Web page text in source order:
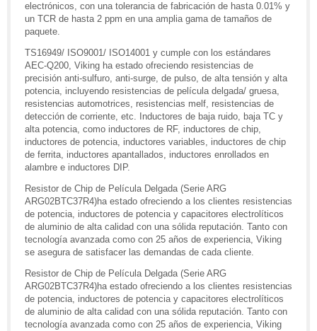
electrónicos, con una tolerancia de fabricación de hasta 0.01% y
un TCR de hasta 2 ppm en una amplia gama de tamaños de
paquete.
TS16949/ ISO9001/ ISO14001 y cumple con los estándares
AEC-Q200, Viking ha estado ofreciendo resistencias de
precisión anti-sulfuro, anti-surge, de pulso, de alta tensión y alta
potencia, incluyendo resistencias de película delgada/ gruesa,
resistencias automotrices, resistencias melf, resistencias de
detección de corriente, etc. Inductores de baja ruido, baja TC y
alta potencia, como inductores de RF, inductores de chip,
inductores de potencia, inductores variables, inductores de chip
de ferrita, inductores apantallados, inductores enrollados en
alambre e inductores DIP.
Resistor de Chip de Película Delgada (Serie ARG
ARG02BTC37R4)ha estado ofreciendo a los clientes resistencias
de potencia, inductores de potencia y capacitores electrolíticos
de aluminio de alta calidad con una sólida reputación. Tanto con
tecnología avanzada como con 25 años de experiencia, Viking
se asegura de satisfacer las demandas de cada cliente.
Resistor de Chip de Película Delgada (Serie ARG
ARG02BTC37R4)ha estado ofreciendo a los clientes resistencias
de potencia, inductores de potencia y capacitores electrolíticos
de aluminio de alta calidad con una sólida reputación. Tanto con
tecnología avanzada como con 25 años de experiencia, Viking